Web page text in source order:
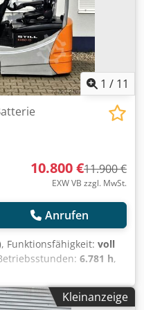
1 / 11
10.800 €11.900 €
EXW VB zzgl. MwSt.
Anrufen
, Funktionsfähigkeit: voll
6.781 h,
mm
, Kraftstofftyp:elektrisch,
mm, Batteriekapazität:
Kleinanzeige